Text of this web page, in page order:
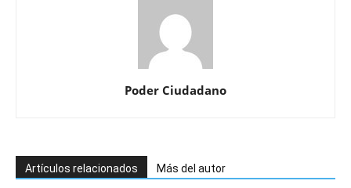
Poder Ciudadano
Artículos relacionados Más del autor